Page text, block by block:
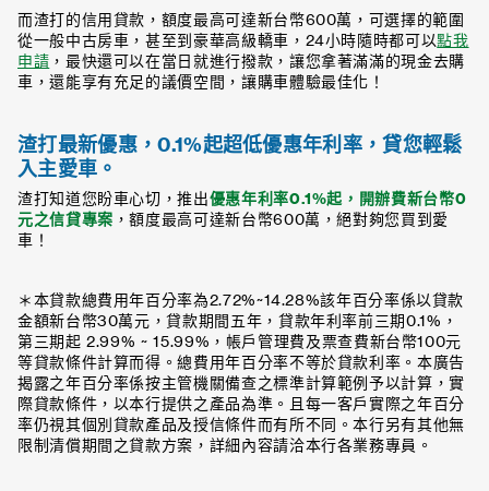
而渣打的信用貸款，額度最高可達新台幣600萬，可選擇的範圍
從一般中古房車，甚至到豪華高級轎車，24小時隨時都可以點我
申請 ，最快還可以在當日就進行撥款，讓您拿著滿滿的現金去購
車，還能享有充足的議價空間，讓購車體驗最佳化！
渣打最新優惠，0.1%起超低優惠年利率，貸您輕鬆
入主愛車。
渣打知道您盼車心切，推出優惠年利率0.1%起，開辦費新台幣0
元之信貸專案 ，額度最高可達新台幣600萬，絕對夠您買到愛
車！
＊本貸款總費用年百分率為2.72%~14.28%該年百分率係以貸款
金額新台幣30萬元，貸款期間五年，貸款年利率前三期0.1%，
第三期起 2.99% ~ 15.99%，帳戶管理費及票查費新台幣100元
等貸款條件計算而得。總費用年百分率不等於貸款利率。本廣告
揭露之年百分率係按主管機關備查之標準計算範例予以計算，實
際貸款條件，以本行提供之產品為準。且每一客戶實際之年百分
率仍視其個別貸款產品及授信條件而有所不同。本行另有其他無
限制清償期間之貸款方案，詳細內容請洽本行各業務專員。